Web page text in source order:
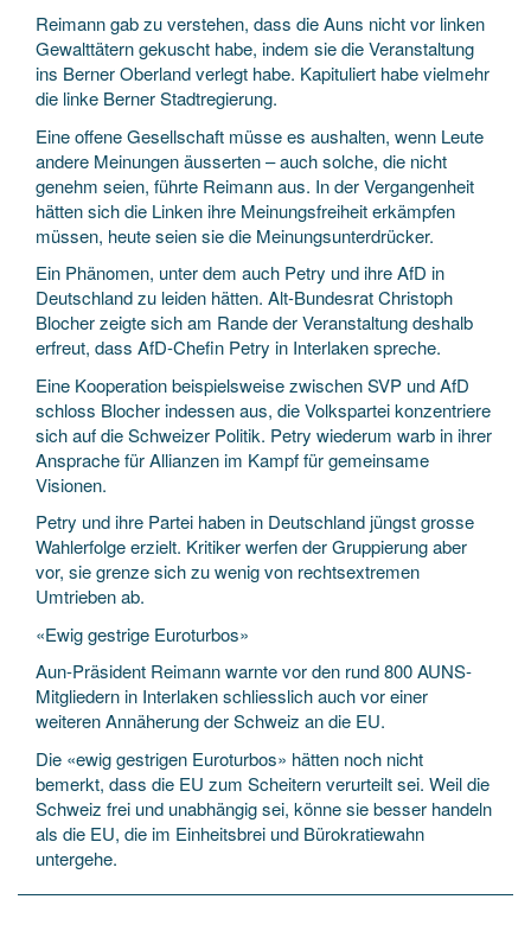
Reimann gab zu verstehen, dass die Auns nicht vor linken
Gewalttätern gekuscht habe, indem sie die Veranstaltung
ins Berner Oberland verlegt habe. Kapituliert habe vielmehr
die linke Berner Stadtregierung.
Eine offene Gesellschaft müsse es aushalten, wenn Leute
andere Meinungen äusserten – auch solche, die nicht
genehm seien, führte Reimann aus. In der Vergangenheit
hätten sich die Linken ihre Meinungsfreiheit erkämpfen
müssen, heute seien sie die Meinungsunterdrücker.
Ein Phänomen, unter dem auch Petry und ihre AfD in
Deutschland zu leiden hätten. Alt-Bundesrat Christoph
Blocher zeigte sich am Rande der Veranstaltung deshalb
erfreut, dass AfD-Chefin Petry in Interlaken spreche.
Eine Kooperation beispielsweise zwischen SVP und AfD
schloss Blocher indessen aus, die Volkspartei konzentriere
sich auf die Schweizer Politik. Petry wiederum warb in ihrer
Ansprache für Allianzen im Kampf für gemeinsame
Visionen.
Petry und ihre Partei haben in Deutschland jüngst grosse
Wahlerfolge erzielt. Kritiker werfen der Gruppierung aber
vor, sie grenze sich zu wenig von rechtsextremen
Umtrieben ab.
«Ewig gestrige Euroturbos»
Aun-Präsident Reimann warnte vor den rund 800 AUNS-
Mitgliedern in Interlaken schliesslich auch vor einer
weiteren Annäherung der Schweiz an die EU.
Die «ewig gestrigen Euroturbos» hätten noch nicht
bemerkt, dass die EU zum Scheitern verurteilt sei. Weil die
Schweiz frei und unabhängig sei, könne sie besser handeln
als die EU, die im Einheitsbrei und Bürokratiewahn
untergehe.